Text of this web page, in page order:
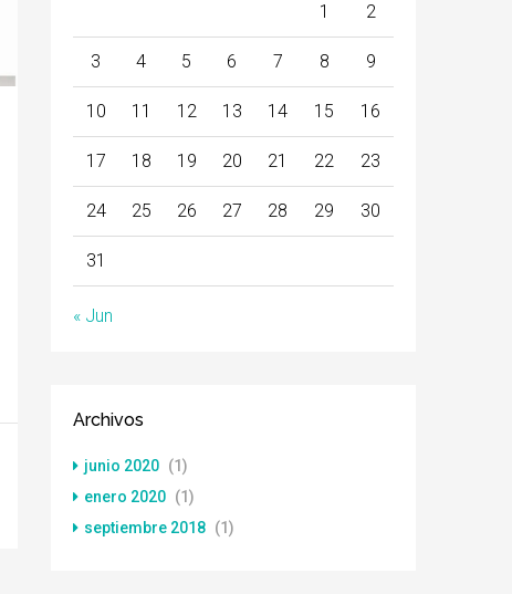
1 2
3 4 5 6 7 8 9
10 11 12 13 14 15 16
17 18 19 20 21 22 23
24 25 26 27 28 29 30
31
« Jun
Archivos
junio 2020 (1)
enero 2020 (1)
septiembre 2018 (1)